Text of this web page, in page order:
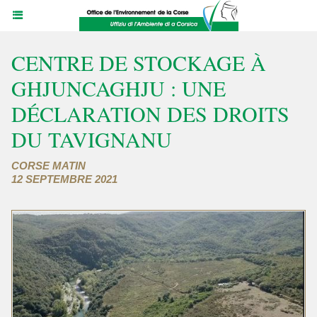
CENTRE DE STOCKAGE À
GHJUNCAGHJU : UNE
DÉCLARATION DES DROITS
DU TAVIGNANU
CORSE MATIN
12 SEPTEMBRE 2021